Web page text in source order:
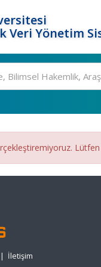
Veri Yönetim
| İletişim